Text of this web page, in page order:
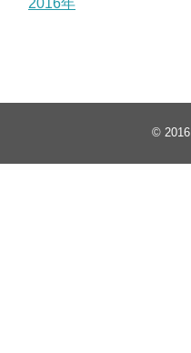
© 2016